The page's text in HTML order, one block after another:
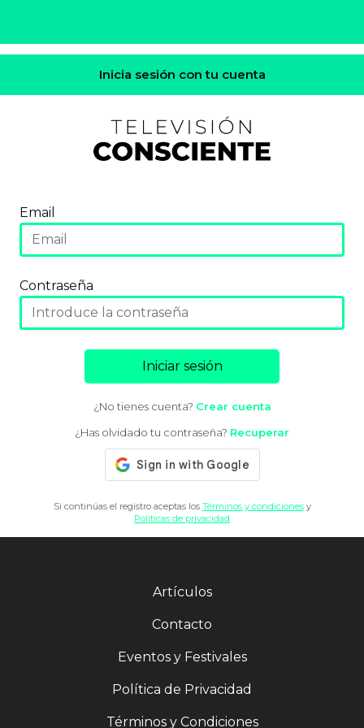
Inicia sesión con tu cuenta
Email
Contraseña
Iniciar sesión
¿No tienes cuenta? Crear cuenta
¿Has olvidado tu contraseña? Recuperar
Si continúas el registro aceptas los Términos y condicionesy
Políticas de privacidad
Artículos
Contacto
Eventos y Festivales
Política de Privacidad
Términos y Condiciones